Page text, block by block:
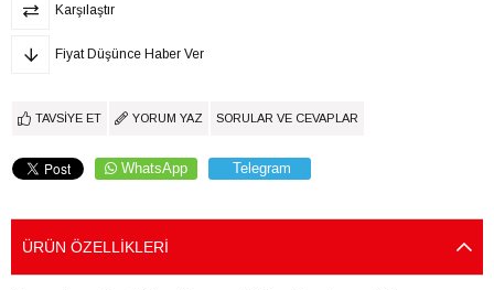
Karşılaştır
Fiyat Düşünce Haber Ver
TAVSIYE ET YORUM YAZ SORULAR VE CEVAPLAR
WhatsApp Telegram
ÜRÜN ÖZELLIKLERI